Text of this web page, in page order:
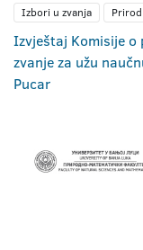
Izbori u zvanja
Izvještaj Komisije o
zvanje za užu
Pucar